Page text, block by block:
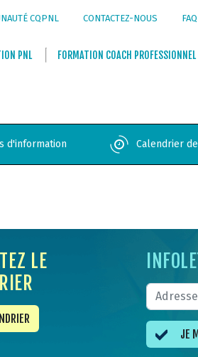
CQPNL CONTACTEZ-NOUS
PNL FORMATION COACH PROFESSIONNEL
d'information Calendrier
LE
JE